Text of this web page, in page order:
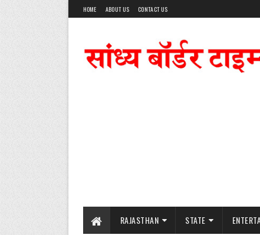
HOME ABOUT US CONTACT US
RAJASTHAN STATE